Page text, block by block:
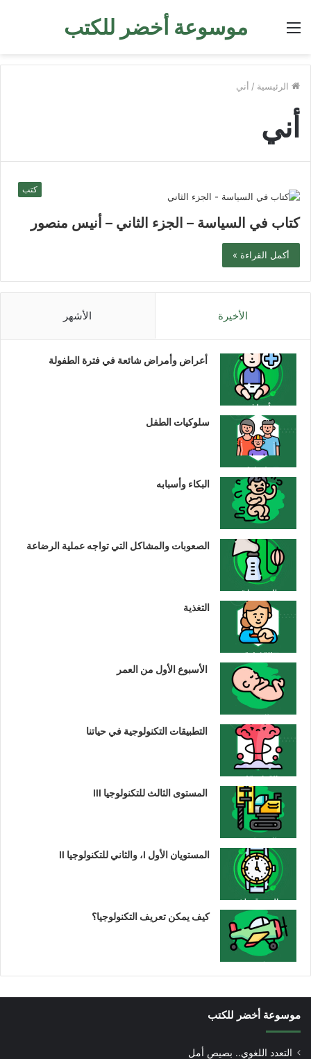
موسوعة أخضر للكتب القائمة
الرئيسية / أني
أني
كتب
كتاب في السياسة – الجزء الثاني – أنيس منصور
أكمل القراءة »
الأخيرة الأشهر
أعراض وأمراض شائعة في فترة الطفولة
سلوكيات الطفل
البكاء وأسبابه
الصعوبات والمشاكل التي تواجه عملية الرضاعة
التغذية
الأسبوع الأول من العمر
التطبيقات التكنولوجية في حياتنا
المستوى الثالث للتكنولوجيا III
المستويان الأول I، والثاني للتكنولوجيا II
كيف يمكن تعريف التكنولوجيا؟
موسوعة أخضر للكتب
التعدد اللغوي.. بصيص أمل